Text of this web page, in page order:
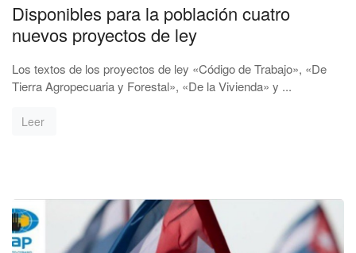
Disponibles para la población cuatro
nuevos proyectos de ley
Los textos de los proyectos de ley «Código de Trabajo», «De
Tierra Agropecuaria y Forestal», «De la Vivienda» y ...
Leer